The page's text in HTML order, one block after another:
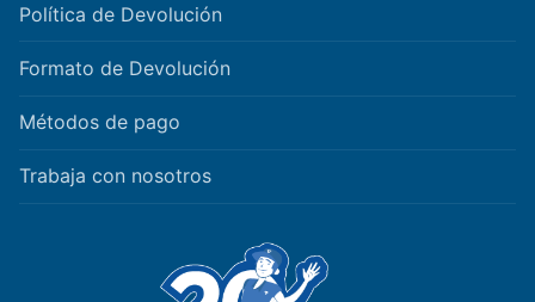
Política de Devolución
Formato de Devolución
Métodos de pago
Trabaja con nosotros